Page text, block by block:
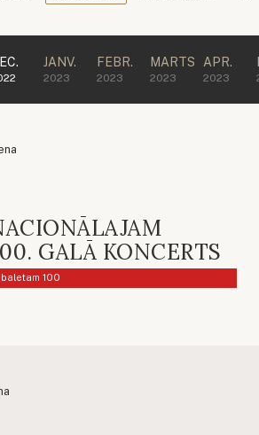
JANV.
2023
FEBR.
2023
MARTS
2023
APR.
2023
GALĀ KONCERTS
100